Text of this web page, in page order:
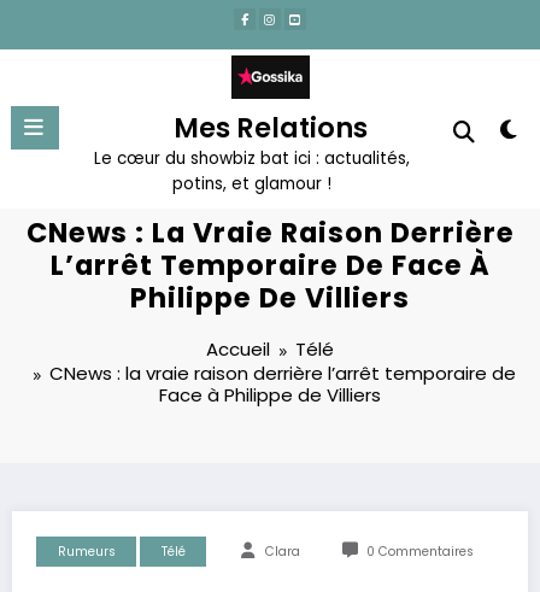
contenu
Mes Relations
Le cœur du showbiz bat ici : actualités,
potins, et glamour !
CNews : La Vraie Raison Derrière
L’arrêt Temporaire De Face À
Philippe De Villiers
Accueil
Télé
CNews : la vraie raison derrière l’arrêt temporaire de
Face à Philippe de Villiers
Rumeurs Télé Clara 0 Commentaires